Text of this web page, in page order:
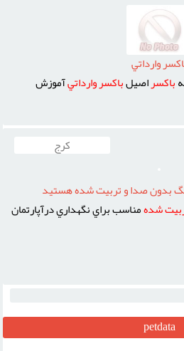
وارداتي
باکسراصيلباکسروارداتيآموزش
کرج
سگ بدون صدا و تربيت شده هستيد
شدهمناسب براي نگهداري درآپارتمان
petdata